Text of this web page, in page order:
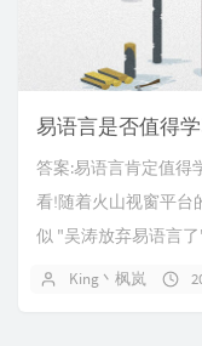
易语言是否值得
答案:易语言肯定值得
看!随着火山视窗平台
似 "吴涛放弃易语言
King丶枫岚